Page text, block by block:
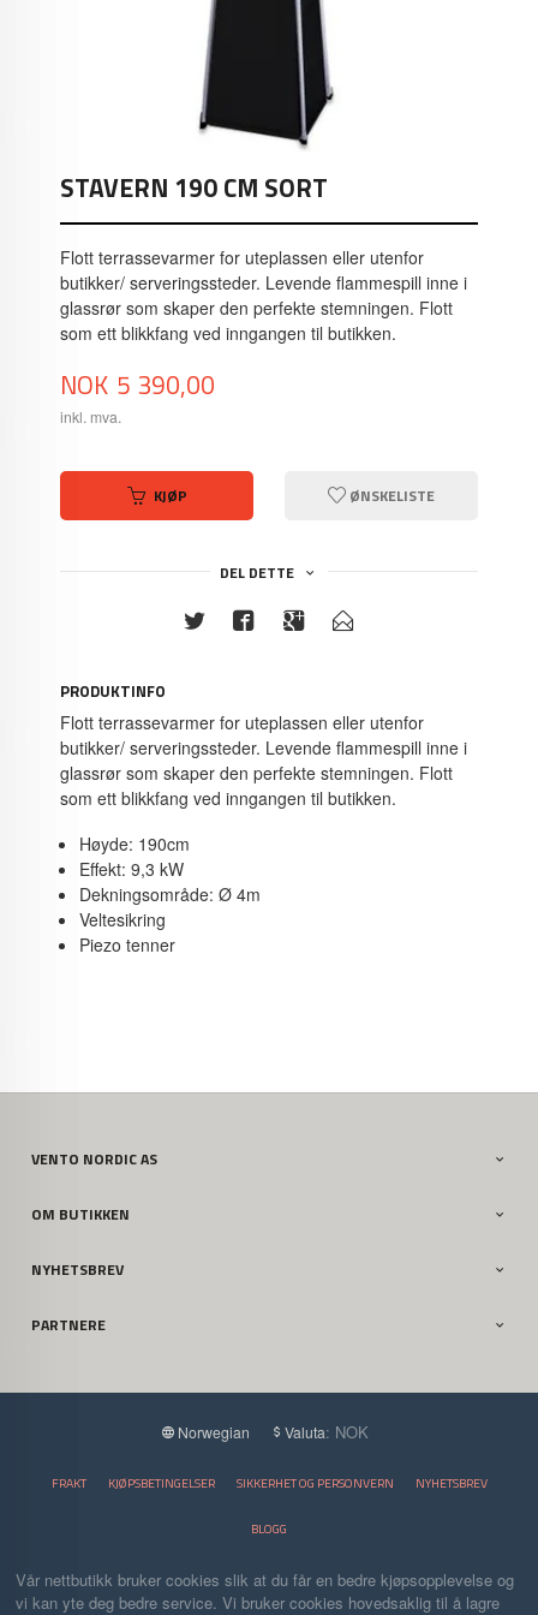
STAVERN 190 CM SORT
Flott terrassevarmer for uteplassen eller utenfor
butikker/ serveringssteder. Levende flammespill inne i
glassrør som skaper den perfekte stemningen. Flott
som ett blikkfang ved inngangen til butikken.
Pris
NOK 5 390,00
inkl. mva.
KJØP ØNSKELISTE
DEL DETTE
PRODUKTINFO
Flott terrassevarmer for uteplassen eller utenfor
butikker/ serveringssteder. Levende flammespill inne i
glassrør som skaper den perfekte stemningen. Flott
som ett blikkfang ved inngangen til butikken.
Høyde: 190cm
Effekt: 9,3 kW
Dekningsområde: Ø 4m
Veltesikring
Piezo tenner
VENTO NORDIC AS
OM BUTIKKEN
NYHETSBREV
PARTNERE
Norwegian Valuta: NOK
FRAKT KJØPSBETINGELSER SIKKERHET OG PERSONVERN NYHETSBREV
BLOGG
Vår nettbutikk bruker cookies slik at du får en bedre kjøpsopplevelse og
vi kan yte deg bedre service. Vi bruker cookies hovedsaklig til å lagre